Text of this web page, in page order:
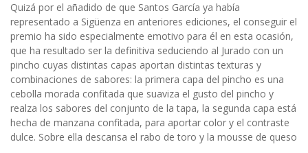
Quizá por el añadido de que Santos García ya había
representado a Sigüenza en anteriores ediciones, el conseguir el
premio ha sido especialmente emotivo para él en esta ocasión,
que ha resultado ser la definitiva seduciendo al Jurado con un
pincho cuyas distintas capas aportan distintas texturas y
combinaciones de sabores: la primera capa del pincho es una
cebolla morada confitada que suaviza el gusto del pincho y
realza los sabores del conjunto de la tapa, la segunda capa está
hecha de manzana confitada, para aportar color y el contraste
dulce. Sobre ella descansa el rabo de toro y la mousse de queso